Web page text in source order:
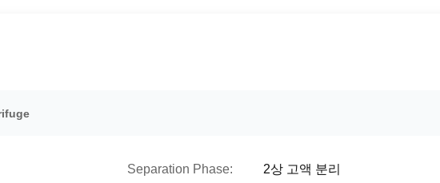
Separation Phase: 2상 고액 분리